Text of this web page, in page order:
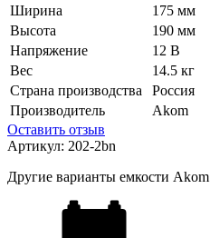
Ширина
175 мм
Высота
190 мм
Напряжение
12 В
Вес
14.5 кг
Страна производства
Россия
Производитель
Akom
Оставить отзыв
Артикул: 202-2bn
Другие варианты емкости Akom